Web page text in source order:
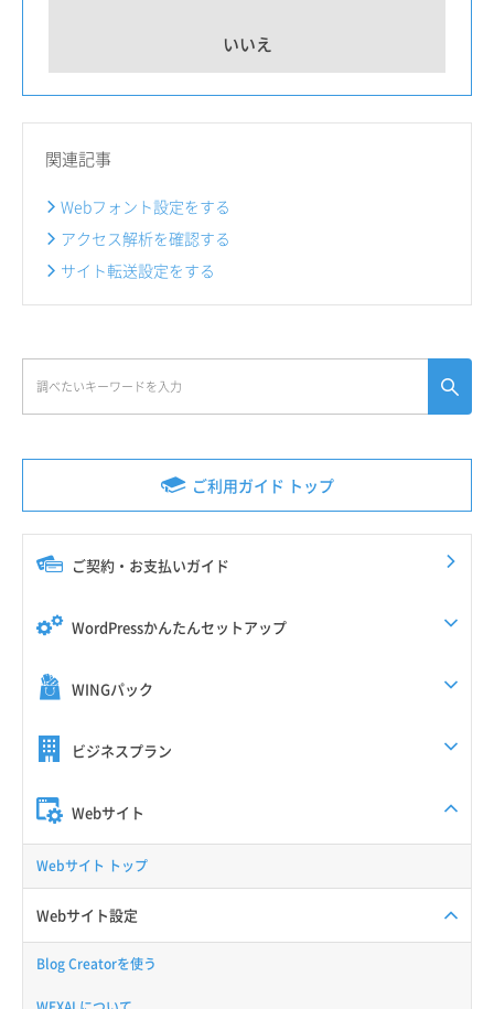
ご利用ガイド トップ
ご契約・お支払いガイド
WordPressかんたんセットアップ
WINGパック
ビジネスプラン
Webサイト
Webサイト トップ
Webサイト設定
Blog Creatorを使う
いいえ
関連記事
Webフォント設定をする
アクセス解析を確認する
サイト転送設定をする